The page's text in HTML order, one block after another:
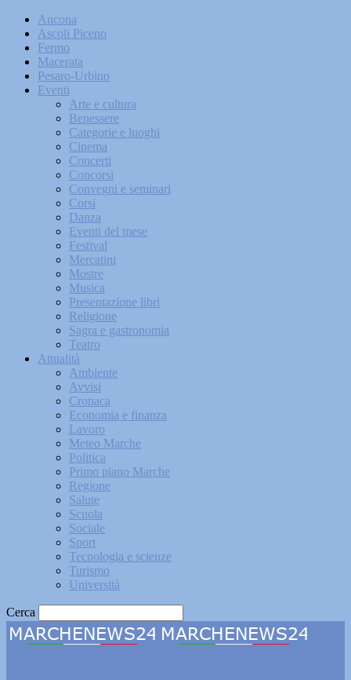
Ancona
Ascoli Piceno
Fermo
Macerata
Pesaro-Urbino
Eventi
Arte e cultura
Benessere
Categorie e luoghi
Cinema
Concerti
Concorsi
Convegni e seminari
Corsi
Danza
Eventi del mese
Festival
Mercatini
Mostre
Musica
Presentazione libri
Religione
Sagra e gastronomia
Teatro
Attualità
Ambiente
Avvisi
Cronaca
Economia e finanza
Lavoro
Meteo Marche
Politica
Primo piano Marche
Regione
Salute
Scuola
Sociale
Sport
Tecnologia e scienze
Turismo
Università
Cerca